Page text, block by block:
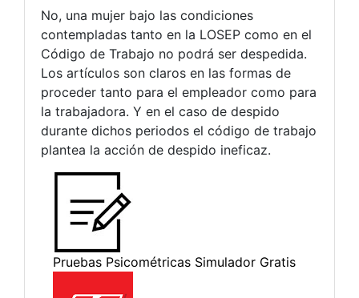
No, una mujer bajo las condiciones
contempladas tanto en la LOSEP como en el
Código de Trabajo no podrá ser despedida.
Los artículos son claros en las formas de
proceder tanto para el empleador como para
la trabajadora. Y en el caso de despido
durante dichos periodos el código de trabajo
plantea la acción de despido ineficaz.